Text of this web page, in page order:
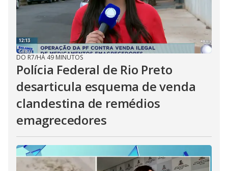
DO R7/HÁ 49 MINUTOS
Polícia Federal de Rio Preto
desarticula esquema de venda
clandestina de remédios
emagrecedores